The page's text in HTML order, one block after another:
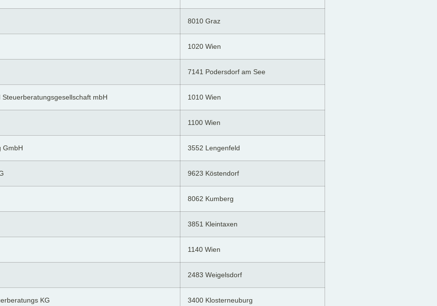
8010 Graz
1020 Wien
7141 Podersdorf am See
mbH 1010 Wien
1100 Wien
GmbH 3552 Lengenfeld
9623 Köstendorf
8062 Kumberg
3851 Kleintaxen
1140 Wien
2483 Weigelsdorf
KG 3400 Klosterneuburg